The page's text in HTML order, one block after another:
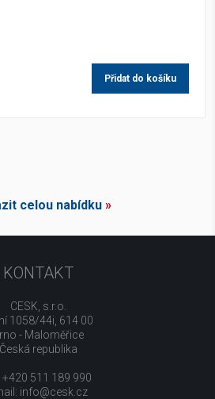
Přidat do košíku
celou nabídku»
KONTAKT
CESK, s.r.o.
1058/44i, 614 00
- Maloměřice
Česká republika
+420 511 189 990
info@cesk.cz